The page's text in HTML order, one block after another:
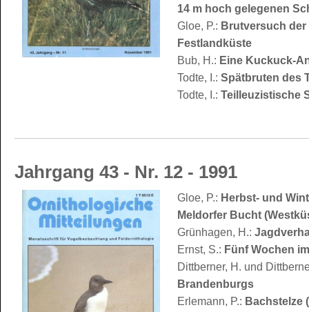
14 m hoch gelegenen
Gloe, P.: Brutversuch
Festlandküste
Bub, H.: Eine Kuckuck-
Todte, I.: Spätbruten des
Todte, I.: Teilleuzistische
Jahrgang 43 - Nr. 12 - 1991
Gloe, P.: Herbst- und
Meldorfer Bucht
Grünhagen, H.:
Ernst, S.: Fünf Wochen
Dittberner, H. und
Brandenburgs
Erlemann, P.: Bachstelze (